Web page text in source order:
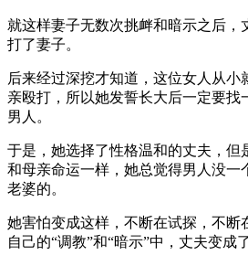
就这样妻子无数次挑衅和暗示之后，
打了妻子。
后来经过深挖才知道，这位女人从小
亲殴打，所以她发誓长大后一定要找
男人。
于是，她选择了性格温和的丈夫，但
和母亲命运一样，她总觉得男人没一
老婆的。
她害怕变成这样，不断在试探，不断
自己的“调教”和“暗示”中，丈夫变成